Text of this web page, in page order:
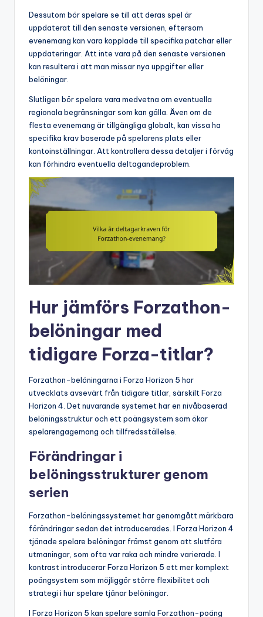
Dessutom bör spelare se till att deras spel är
uppdaterat till den senaste versionen, eftersom
evenemang kan vara kopplade till specifika patchar eller
uppdateringar. Att inte vara på den senaste versionen
kan resultera i att man missar nya uppgifter eller
belöningar.
Slutligen bör spelare vara medvetna om eventuella
regionala begränsningar som kan gälla. Även om de
flesta evenemang är tillgängliga globalt, kan vissa ha
specifika krav baserade på spelarens plats eller
kontoinställningar. Att kontrollera dessa detaljer i förväg
kan förhindra eventuella deltagandeproblem.
Hur jämförs Forzathon-
belöningar med
tidigare Forza-titlar?
Forzathon-belöningarna i Forza Horizon 5 har
utvecklats avsevärt från tidigare titlar, särskilt Forza
Horizon 4. Det nuvarande systemet har en nivåbaserad
belöningsstruktur och ett poängsystem som ökar
spelarengagemang och tillfredsställelse.
Förändringar i
belöningsstrukturer genom
serien
Forzathon-belöningssystemet har genomgått märkbara
förändringar sedan det introducerades. I Forza Horizon 4
tjänade spelare belöningar främst genom att slutföra
utmaningar, som ofta var raka och mindre varierade. I
kontrast introducerar Forza Horizon 5 ett mer komplext
poängsystem som möjliggör större flexibilitet och
strategi i hur spelare tjänar belöningar.
I Forza Horizon 5 kan spelare samla Forzathon-poäng